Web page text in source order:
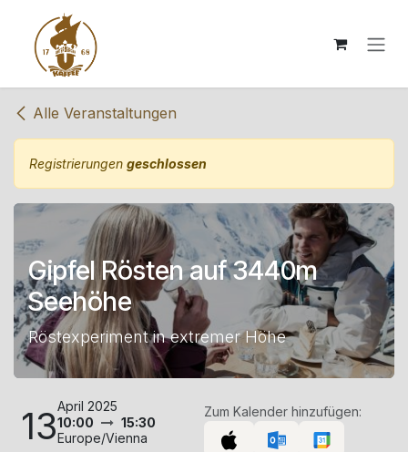
Zum Inhalt springen
Alle Veranstaltungen
Registrierungen geschlossen
Gipfel Rösten auf 3440m
Seehöhe
Röstexperiment in extremer Höhe
13April 2025
10:00
15:30
Europe/Vienna
Zum Kalender hinzufügen: